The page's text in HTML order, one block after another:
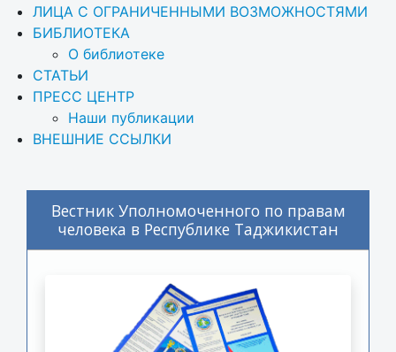
ЛИЦА С ОГРАНИЧЕННЫМИ ВОЗМОЖНОСТЯМИ
БИБЛИОТЕКА
О библиотеке
СТАТЬИ
ПРЕСС ЦЕНТР
Наши публикации
ВНЕШНИЕ ССЫЛКИ
Вестник Уполномоченного по правам
человека в Республике Таджикистан